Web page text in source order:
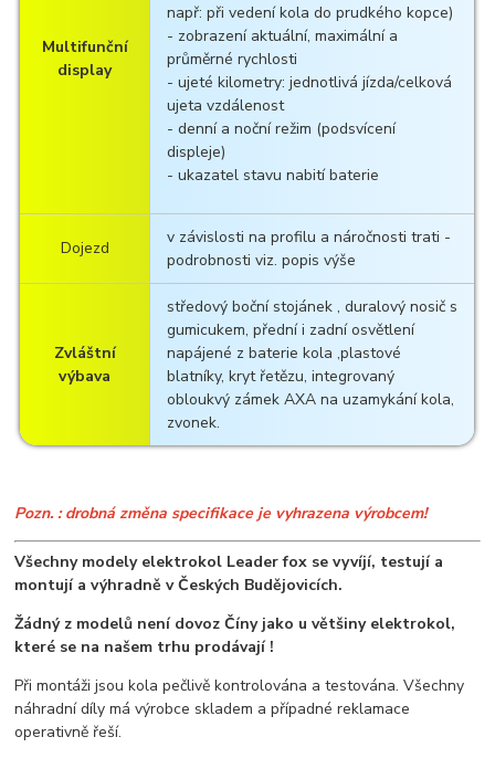
Multifunční
display
např: při vedení kola do prudkého kopce)
- zobrazení aktuální, maximální a
průměrné rychlosti
- ujeté kilometry: jednotlivá jízda/celková
ujeta vzdálenost
- denní a noční režim (podsvícení
displeje)
- ukazatel stavu nabití baterie
Dojezd
v závislosti na profilu a náročnosti trati -
podrobnosti viz. popis výše
Zvláštní
výbava
středový boční stojánek , duralový nosič s
gumicukem, přední i zadní osvětlení
napájené z baterie kola ,plastové
blatníky, kryt řetězu, integrovaný
obloukvý zámek AXA na uzamykání kola,
zvonek.
Pozn. : drobná změna specifikace je vyhrazena výrobcem!
Všechny modely elektrokol Leader fox se vyvíjí, testují a
montují a výhradně v Českých Budějovicích.
Žádný z modelů není dovoz Číny jako u většiny elektrokol,
které se na našem trhu prodávají !
Při montáži jsou kola pečlivě kontrolována a testována. Všechny
náhradní díly má výrobce skladem a případné reklamace
operativně řeší.